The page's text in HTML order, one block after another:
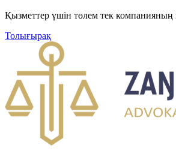
Қызметтер үшін төлем тек
Толығырақ